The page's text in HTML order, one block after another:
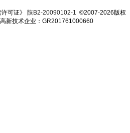
可证》 陕B2-20090102-1 ©2007-2026版权
新技术企业：GR201761000660